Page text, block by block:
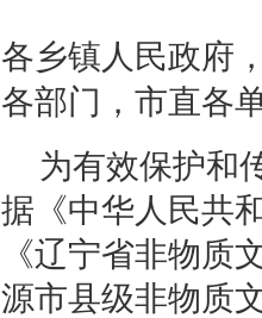
各乡镇人民政府
各部门，市直各
为有效保护和
据《中华人民共
《辽宁省非物质
源市县级非物质